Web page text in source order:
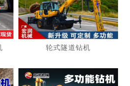
1 2 3
轮式隧道钻机